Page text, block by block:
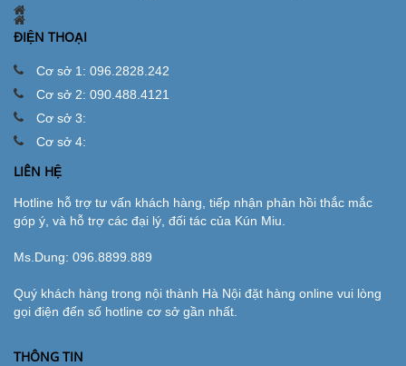
ĐIỆN THOẠI
Cơ sở 1: 096.2828.242
Cơ sở 2: 090.488.4121
Cơ sở 3:
Cơ sở 4:
LIÊN HỆ
Hotline hỗ trợ tư vấn khách hàng, tiếp nhận phản hồi thắc mắc
góp ý, và hỗ trợ các đại lý, đối tác của Kún Miu.
Ms.Dung: 096.8899.889
Quý khách hàng trong nội thành Hà Nội đặt hàng online vui lòng
gọi điện đến số hotline cơ sở gần nhất.
THÔNG TIN